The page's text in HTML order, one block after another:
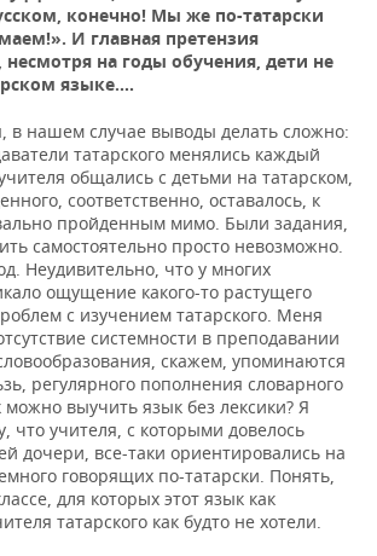
конечно! Мы же по-татарски
И главная претензия
несмотря на годы обучения, дети не
языке.…
в нашем случае выводы делать сложно:
татарского менялись каждый
общались с детьми на татарском,
соответственно, оставалось, к
пройденным мимо. Были задания,
самостоятельно просто невозможно.
Неудивительно, что у многих
ощущение какого-то растущего
с изучением татарского. Меня
системности в преподавании
скажем, упоминаются
регулярного пополнения словарного
можно выучить язык без лексики? Я
что учителя, с которыми довелось
дочери, все-таки ориентировались на
говорящих по-татарски. Понять,
для которых этот язык как
татарского как будто не хотели.